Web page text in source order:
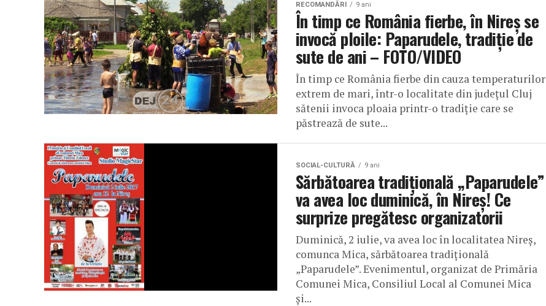
RECOMANDĂRI 9 ani
În timp ce România fierbe, în Nireș se
invocă ploile: Paparudele, tradiție de
sute de ani – FOTO/VIDEO
În timp ce România fierbe din cauza temperaturilor
extrem de mari, într-o localitate din județul Cluj
sătenii invoca ploaia printr-o tradiție care se
păstrează de sute...
SOCIAL-CULTURĂ 9 ani
Sărbătoarea tradițională „Paparudele”
va avea loc duminică, în Nireș! Ce
surprize pregătesc organizatorii
Duminică, 2 iulie, va avea loc în localitatea Nireș,
comunca Mica, sărbătoarea tradițională
„Paparudele”. Evenimentul, organizat de Primăria
Comunei Mica, Consiliul Local al Comunei Mica
și...